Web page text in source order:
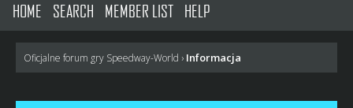
HOME SEARCH MEMBER LIST HELP
Oficjalne forum gry Speedway-World › Informacja